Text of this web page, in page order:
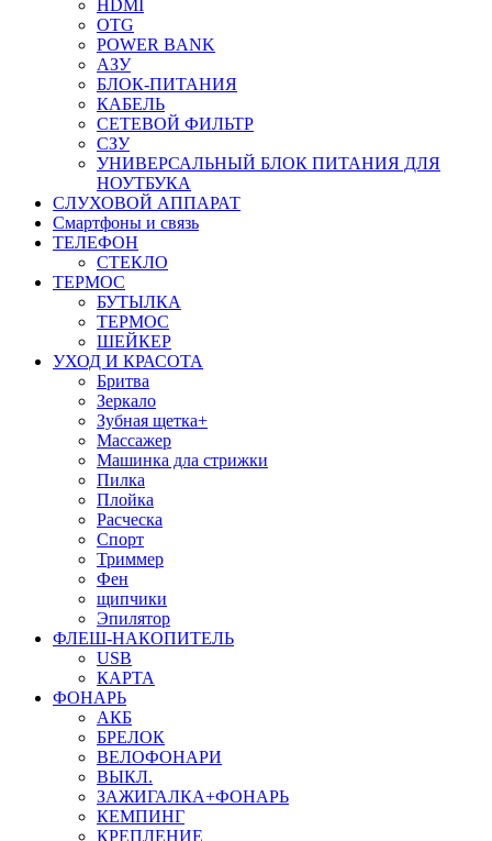
HDMI
OTG
POWER BANK
АЗУ
БЛОК-ПИТАНИЯ
КАБЕЛЬ
СЕТЕВОЙ ФИЛЬТР
СЗУ
УНИВЕРСАЛЬНЫЙ БЛОК ПИТАНИЯ ДЛЯ
НОУТБУКА
СЛУХОВОЙ АППАРАТ
Смартфоны и связь
ТЕЛЕФОН
СТЕКЛО
ТЕРМОС
БУТЫЛКА
ТЕРМОС
ШЕЙКЕР
УХОД И КРАСОТА
Бритва
Зеркало
Зубная щетка+
Массажер
Машинка дла стрижки
Пилка
Плойка
Расческа
Спорт
Триммер
Фен
щипчики
Эпилятор
ФЛЕШ-НАКОПИТЕЛЬ
USB
КАРТА
ФОНАРЬ
АКБ
БРЕЛОК
ВЕЛОФОНАРИ
ВЫКЛ.
ЗАЖИГАЛКА+ФОНАРЬ
КЕМПИНГ
КРЕПЛЕНИЕ